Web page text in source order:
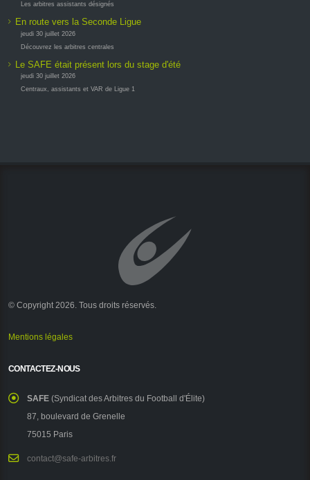
Les arbitres assistants désignés
En route vers la Seconde Ligue
jeudi 30 juillet 2026
Découvrez les arbitres centrales
Le SAFE était présent lors du stage d'été
jeudi 30 juillet 2026
Centraux, assistants et VAR de Ligue 1
© Copyright 2026. Tous droits réservés.
Mentions légales
CONTACTEZ-NOUS
SAFE (Syndicat des Arbitres du Football d'Élite)
87, boulevard de Grenelle
75015 Paris
contact@safe-arbitres.fr